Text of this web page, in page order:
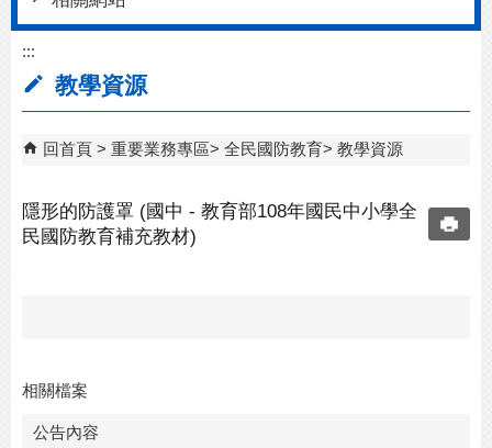
:::
教學資源
回首頁 重要業務專區 全民國防教育 教學資源
隱形的防護罩 (國中 - 教育部108年國民中小學全
民國防教育補充教材)
相關檔案
公告內容